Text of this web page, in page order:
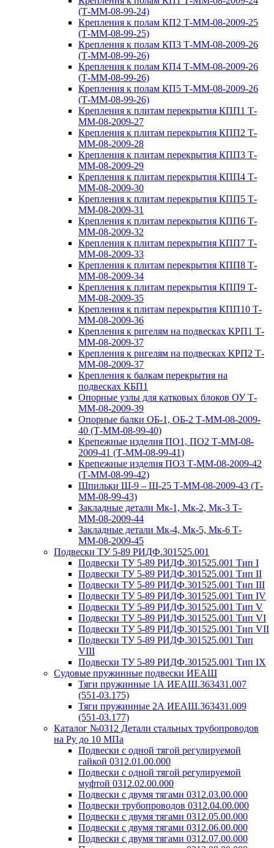
(Т-ММ-08-99-24)
Крепления к полам КП2 Т-ММ-08-2009-25
(Т-ММ-08-99-25)
Крепления к полам КП3 Т-ММ-08-2009-26
(Т-ММ-08-99-26)
Крепления к полам КП4 Т-ММ-08-2009-26
(Т-ММ-08-99-26)
Крепления к полам КП5 Т-ММ-08-2009-26
(Т-ММ-08-99-26)
Крепления к плитам перекрытия КПП1 Т-
ММ-08-2009-27
Крепления к плитам перекрытия КПП2 Т-
ММ-08-2009-28
Крепления к плитам перекрытия КПП3 Т-
ММ-08-2009-29
Крепления к плитам перекрытия КПП4 Т-
ММ-08-2009-30
Крепления к плитам перекрытия КПП5 Т-
ММ-08-2009-31
Крепления к плитам перекрытия КПП6 Т-
ММ-08-2009-32
Крепления к плитам перекрытия КПП7 Т-
ММ-08-2009-33
Крепления к плитам перекрытия КПП8 Т-
ММ-08-2009-34
Крепления к плитам перекрытия КПП9 Т-
ММ-08-2009-35
Крепления к плитам перекрытия КПП10 Т-
ММ-08-2009-36
Крепления к ригелям на подвесках КРП1 Т-
ММ-08-2009-37
Крепления к ригелям на подвесках КРП2 Т-
ММ-08-2009-37
Крепления к балкам перекрытия на
подвесках КБП1
Опорные узлы для катковых блоков ОУ Т-
ММ-08-2009-39
Опорные балки ОБ-1, ОБ-2 Т-ММ-08-2009-
40 (Т-ММ-08-99-40)
Крепежные изделия ПО1, ПО2 Т-ММ-08-
2009-41 (Т-ММ-08-99-41)
Крепежные изделия ПО3 Т-ММ-08-2009-42
(Т-ММ-08-99-42)
Шпильки Ш-9 – Ш-25 Т-ММ-08-2009-43 (Т-
ММ-08-99-43)
Закладные детали Мк-1, Мк-2, Мк-3 Т-
ММ-08-2009-44
Закладные детали Мк-4, Мк-5, Мк-6 Т-
ММ-08-2009-45
Подвески ТУ 5-89 РИДФ.301525.001
Подвески ТУ 5-89 РИДФ.301525.001 Тип I
Подвески ТУ 5-89 РИДФ.301525.001 Тип II
Подвески ТУ 5-89 РИДФ.301525.001 Тип III
Подвески ТУ 5-89 РИДФ.301525.001 Тип IV
Подвески ТУ 5-89 РИДФ.301525.001 Тип V
Подвески ТУ 5-89 РИДФ.301525.001 Тип VI
Подвески ТУ 5-89 РИДФ.301525.001 Тип VII
Подвески ТУ 5-89 РИДФ.301525.001 Тип
VIII
Подвески ТУ 5-89 РИДФ.301525.001 Тип IX
Судовые пружинные подвески ИЕАШ
Тяги пружинные 1А ИЕАШ.363431.007
(551-03.175)
Тяги пружинные 2А ИЕАШ.363431.009
(551-03.177)
Каталог №0312 Детали стальных трубопроводов
на Ру до 10 МПа
Подвески с одной тягой регулируемой
гайкой 0312.01.00.000
Подвески с одной тягой регулируемой
муфтой 0312.02.00.000
Подвески с двумя тягами 0312.03.00.000
Подвески трубопроводов 0312.04.00.000
Подвески с двумя тягами 0312.05.00.000
Подвески с двумя тягами 0312.06.00.000
Подвески с двумя тягами 0312.07.00.000